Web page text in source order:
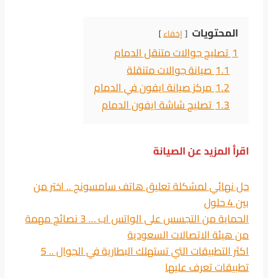
المحتويات إخفاء
1تصليح جوالات متنقل الدمام
1.1صيانة جوالات متنقلة
1.2مركز صيانة ايفون في الدمام
1.3تصليح شاشة ايفون الدمام
اقرأ المزيد عن الصيانة
حل نهائي لمشكلة تعليق هاتف سامسونج .. اختر من
بين 4 حلول
الحماية من التجسس على الواتس اب … 3 نصائح مهمة
من هيئة الاتصالات السعودية
اكثر التطبيقات التي تستهلك البطارية في الجوال .. 5
تطبيقات تعرف عليها